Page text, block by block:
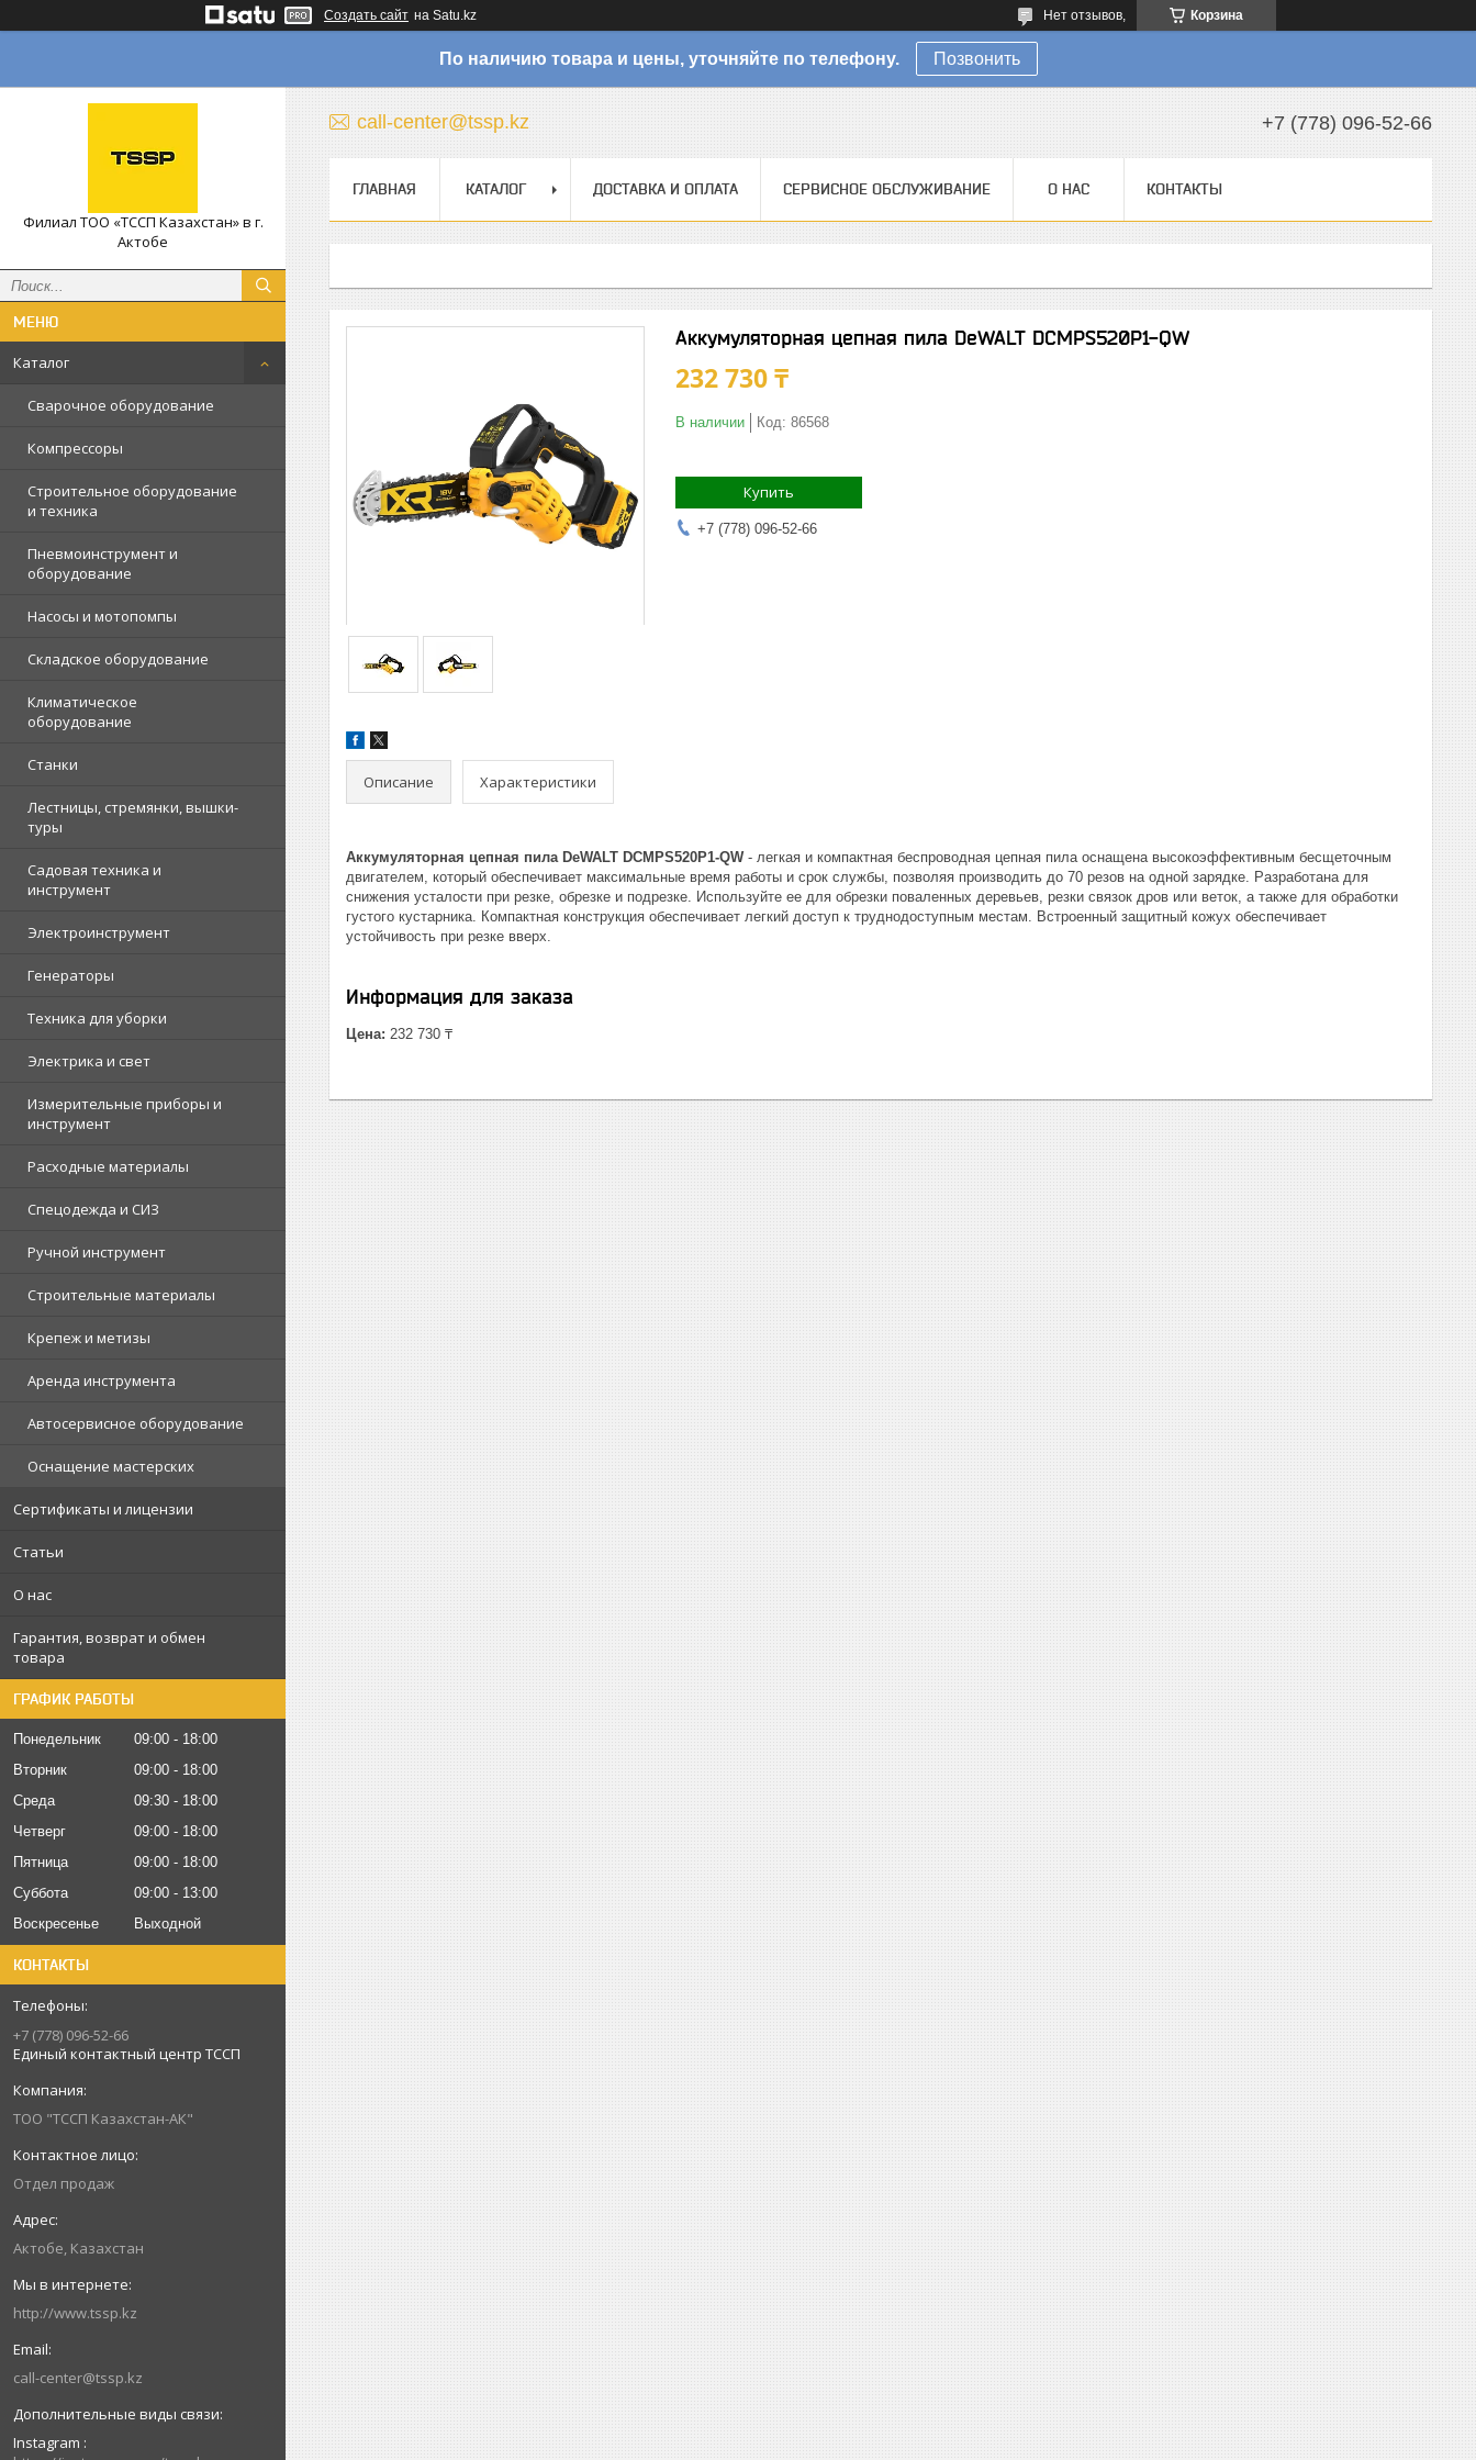
Создать сайт на Satu.kz Корзина
Нет отзывов,
По наличию товара и цены, уточняйте по телефону. Позвонить
Филиал ТОО «ТССП Казахстан» в г.
Актобе
Каталог
Сварочное оборудование
Компрессоры
Строительное оборудование
и техника
Пневмоинструмент и
оборудование
Насосы и мотопомпы
Складское оборудование
Климатическое
оборудование
Станки
Лестницы, стремянки, вышки-
туры
Садовая техника и
инструмент
Электроинструмент
Генераторы
Техника для уборки
Электрика и свет
Измерительные приборы и
инструмент
Расходные материалы
Спецодежда и СИЗ
Ручной инструмент
Строительные материалы
Крепеж и метизы
Аренда инструмента
Автосервисное оборудование
Оснащение мастерских
Сертификаты и лицензии
Статьи
О нас
Гарантия, возврат и обмен
товара
ГРАФИК РАБОТЫ
Понедельник 09:00
18:00
Вторник
09:00
18:00
Среда
09:30
18:00
Четверг
09:00
18:00
Пятница
09:00
18:00
Суббота
09:00
13:00
Воскресенье
Выходной
КОНТАКТЫ
+7 (778) 096-52-66
Единый контактный центр ТССП
ТОО "ТССП Казахстан-АК"
Отдел продаж
Актобе, Казахстан
http://www.tssp.kz
call-center@tssp.kz
Instagram
call-center@tssp.kz +7 (778) 096-52-66
ГЛАВНАЯ КАТАЛОГ ДОСТАВКА И ОПЛАТА СЕРВИСНОЕ ОБСЛУЖИВАНИЕ О НАС КОНТАКТЫ
Аккумуляторная цепная пила DeWALT DCMPS520P1-QW
232 730 ₸
В наличии Код: 86568
Купить
+7 (778) 096-52-66
Описание Характеристики
Аккумуляторная цепная пила DeWALT DCMPS520P1-QW- легкая и компактная беспроводная цепная пила оснащена высокоэффективным бесщеточным
двигателем, который обеспечивает максимальные время работы и срок службы, позволяя производить до 70 резов на одной зарядке. Разработана для
снижения усталости при резке, обрезке и подрезке. Используйте ее для обрезки поваленных деревьев, резки связок дров или веток, а также для обработки
густого кустарника. Компактная конструкция обеспечивает легкий доступ к труднодоступным местам. Встроенный защитный кожух обеспечивает
устойчивость при резке вверх.
Информация для заказа
Цена: 232 730 ₸